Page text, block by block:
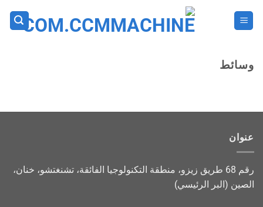
للمحتوى
وسائط
عنوان
رقم 68 طريق زيزو، منطقة التكنولوجيا الفائقة، تشنغتشو، خنان،
الصين (البر الرئيسي)